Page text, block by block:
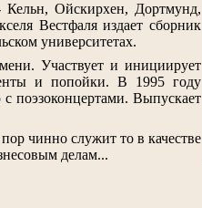
Ойскирхен, Дортмунд,
Вестфаля издает сборник
университетах.
Участвует и инициирует
и попойки. В 1995 году
поэзоконцертами. Выпускает
чинно служит то в качестве
делам...